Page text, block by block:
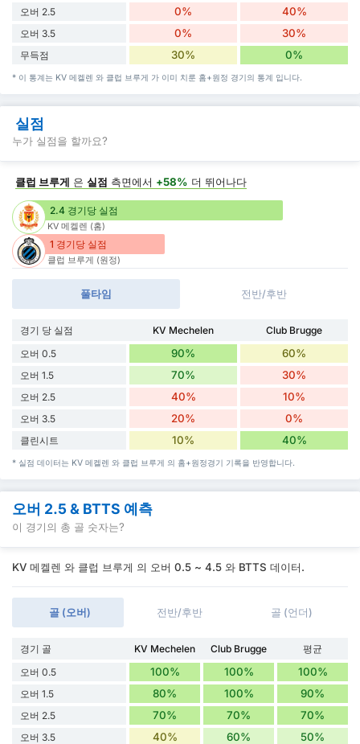
오버 2.5 0% 40%
오버 3.5 0% 30%
무득점 30% 0%
* 이 통계는 KV 메켈렌 와 클럽 브루게 가 이미 치룬 홈+원정 경기의 통계 입니다.
실점
누가 실점을 할까요?
클럽 브루게 은 실점 측면에서 +58% 더 뛰어나다
2.4 경기당 실점
KV 메켈렌 (홈)
1 경기당 실점
클럽 브루게 (원정)
풀타임 전반/후반
경기 당 실점 KV Mechelen
Club Brugge
오버 0.5
90% 60%
오버 1.5 70% 30%
오버 2.5 40% 10%
오버 3.5 20% 0%
클린시트 10% 40%
* 실점 데이터는 KV 메켈렌 와 클럽 브루게 의 홈+원정경기 기록을 반영합니다.
오버 2.5 & BTTS 예측
이 경기의 총 골 숫자는?
KV 메켈렌 와 클럽 브루게 의 오버 0.5 ~ 4.5 와 BTTS 데이터.
골 (오버) 전반/후반 골 (언더)
경기 골 KV Mechelen Club Brugge
평균
오버 0.5
100% 100% 100%
오버 1.5 80% 100% 90%
오버 2.5 70% 70% 70%
오버 3.5 40% 60% 50%